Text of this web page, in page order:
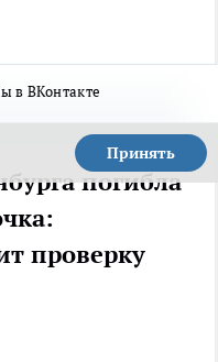
в ВКонтакте
Принять
погибла
проверку